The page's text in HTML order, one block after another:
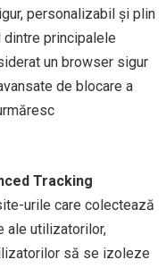
personalizabil și plin
dintre principalele
un browser sigur
de blocare a
Tracking
urile care colectează
ale utilizatorilor,
să se izoleze